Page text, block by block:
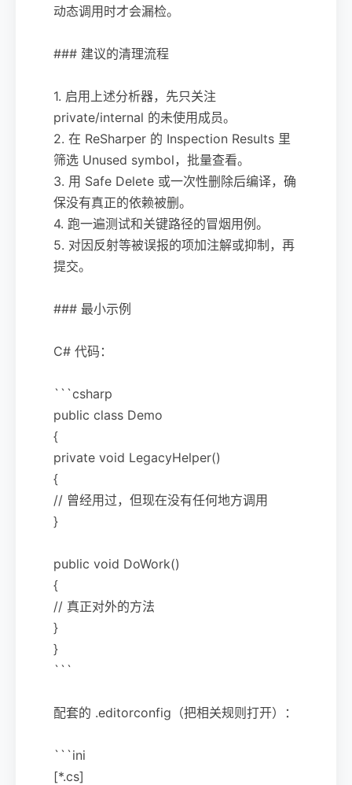
动态调用时才会漏检。
### 建议的清理流程
1. 启用上述分析器，先只关注
private/internal 的未使用成员。
2. 在 ReSharper 的 Inspection Results 里
筛选 Unused symbol，批量查看。
3. 用 Safe Delete 或一次性删除后编译，确
保没有真正的依赖被删。
4. 跑一遍测试和关键路径的冒烟用例。
5. 对因反射等被误报的项加注解或抑制，再
提交。
### 最小示例
C# 代码：
```csharp
public class Demo
{
private void LegacyHelper()
{
// 曾经用过，但现在没有任何地方调用
}
public void DoWork()
{
// 真正对外的方法
}
}
```
配套的 .editorconfig（把相关规则打开）：
```ini
[*.cs]